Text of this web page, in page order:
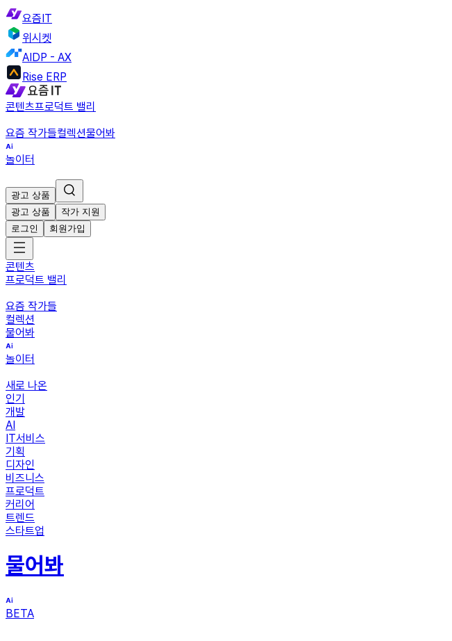
요즘IT
위시켓
AIDP - AX
Rise ERP
콘텐츠프로덕트 밸리
요즘 작가들컬렉션물어봐
놀이터
광고 상품
광고 상품
작가 지원
로그인
회원가입
콘텐츠
프로덕트 밸리
요즘 작가들
컬렉션
물어봐
놀이터
새로 나온
인기
개발
AI
IT서비스
기획
디자인
비즈니스
프로덕트
커리어
트렌드
스타트업
물어봐
BETA